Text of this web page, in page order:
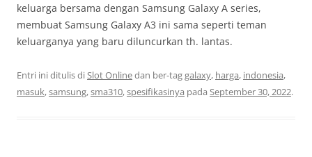
keluarga bersama dengan Samsung Galaxy A series,
membuat Samsung Galaxy A3 ini sama seperti teman
keluarganya yang baru diluncurkan th. lantas.
Entri ini ditulis diSlot Onlinedan ber-taggalaxy, harga, indonesia,
masuk,samsung,sma310,spesifikasinya pada September 30, 2022.